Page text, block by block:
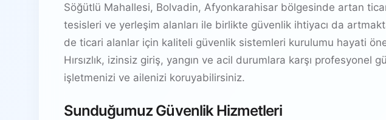
Söğütlü Mahallesi, Bolvadin, Afyonkarahisar bölgesinde artan
tesisleri ve yerleşim alanları ile birlikte güvenlik ihtiyacı da
de ticari alanlar için kaliteli güvenlik sistemleri kurulumu hayati
Hırsızlık, izinsiz giriş, yangın ve acil durumlara karşı profesyonel
işletmenizi ve ailenizi koruyabilirsiniz.
Sunduğumuz Güvenlik Hizmetleri